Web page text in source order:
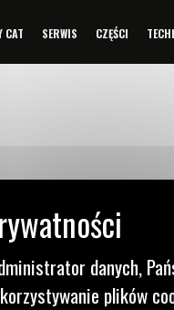
CAT SERWIS CZĘŚCI
danych,
plików